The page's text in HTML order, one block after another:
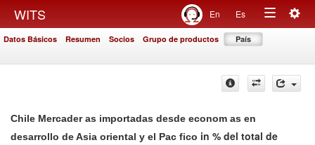
WITS En Es
Toggle
Datos Básicos Resumen Socios Grupo de productos País
Chile Mercader as importadas desde econom as en
desarrollo de Asia oriental y el Pac fico in % del total de